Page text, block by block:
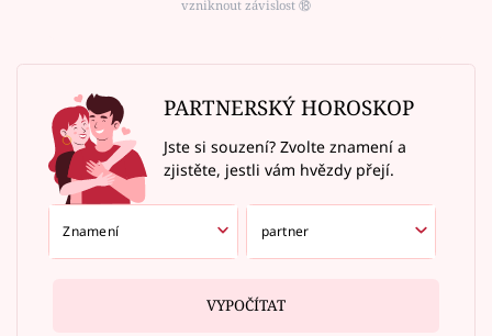
vzniknout závislost ⑱
PARTNERSKÝ HOROSKOP
Jste si souzení? Zvolte znamení a
zjistěte, jestli vám hvězdy přejí.
VYPOČÍTAT